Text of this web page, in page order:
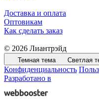
Доставка и оплата
Оптовикам
Как сделать заказ
© 2026 Лиантрэйд
Темная тема Светлая
Конфиденциальность
Разработано в